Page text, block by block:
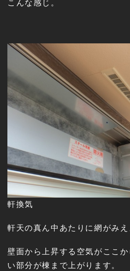
こんな感じ。
軒換気
軒天の真ん中あたりに網がみえ
壁面から上昇する空気がここ
い部分が棟まで上がります。